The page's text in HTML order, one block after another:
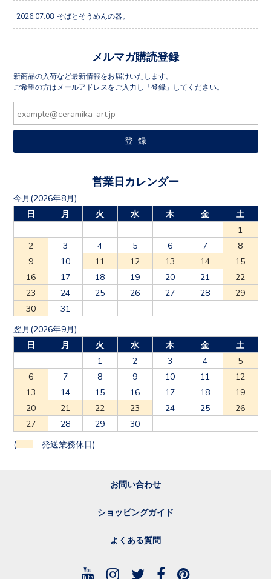
2026.07.08 そばとそうめんの器。
メルマガ購読登録
新商品の入荷など最新情報をお届けいたします。
ご希望の方はメールアドレスをご入力し「登録」してください。
営業日カレンダー
今月(2026年8月)
日
月 火 水 木 金
土
1
2
3 4 5 6 7
8
9
10 11 12 13 14
15
16
17 18 19 20 21
22
23
24 25 26 27 28
29
30
31
翌月(2026年9月)
日
月 火 水 木 金
土
1
2 3 4
5
6
7 8 9 10 11
12
13
14 15 16 17 18
19
20
21 22 23 24 25
26
27
28 29 30
( 発送業務休日)
お問い合わせ
ショッピングガイド
よくある質問